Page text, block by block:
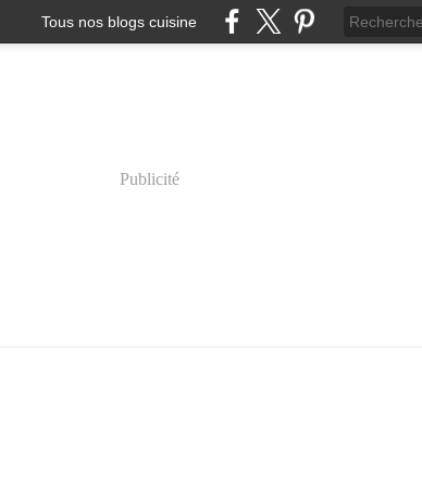
Tous nos blogs cuisine
Publicité